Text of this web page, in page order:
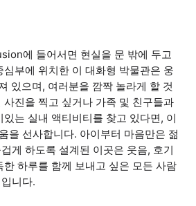
에 들어서면 현실을 문 밖에 두고
부에 위치한 이 대화형 박물관은 웅
있으며, 여러분을 깜짝 놀라게 할 것
사진을 찍고 싶거나 가족 및 친구들과
는 실내 액티비티를 찾고 있다면, 이
을 선사합니다. 아이부터 마음만은 젊
게 하도록 설계된 이곳은 웃음, 호기
한 하루를 함께 보내고 싶은 모든 사람
니다.